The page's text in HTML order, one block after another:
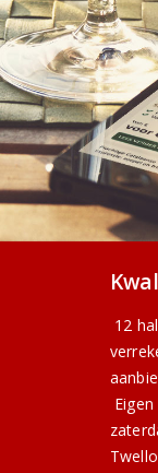
12